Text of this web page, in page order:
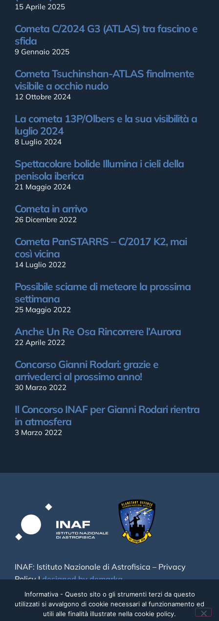
15 Aprile 2025
Cometa C/2024 G3 (ATLAS) tra fascino e
sfida
9 Gennaio 2025
Cometa Tsuchinshan-ATLAS finalmente
visibile a occhio nudo
12 Ottobre 2024
La cometa 13P/Olbers e la sua visibilità a
luglio 2024
8 Luglio 2024
Spettacolare bolide Illumina i cieli della
penisola iberica
21 Maggio 2024
Cometa in arrivo
26 Dicembre 2022
Cometa PanSTARRS – C/2017 K2, mai
così vicina
14 Luglio 2022
Possibile sciame di meteore la prossima
settimana
25 Maggio 2022
Anche Un Re Osa Rincorrere l’Aurora
22 Aprile 2022
Concorso Gianni Rodari: grazie e
arrivederci al prossimo anno!
30 Marzo 2022
Il Concorso INAF per Gianni Rodari rientra
in atmosfera
3 Marzo 2022
INAF: Istituto Nazionale di Astrofisica – Privacy
Policy|designed by demarka
Informativa - Questo sito o gli strumenti terzi da questo
utilizzati si avvalgono di cookie necessari al funzionamento ed
utili alle finalità illustrate nella cookie policy.